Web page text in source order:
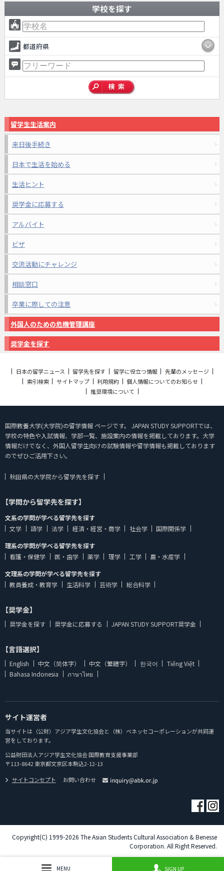
学校を探す
都道府県
留学生生活案内
来日後手続き
日本で生活を始める
生活ヒント
奨学金に応募する
アルバイト
ビザ
交流活動にチャレンジ
相談窓口
卒業に際しての注意
外国人のための危機管理講座
奨学金を探す
日本の留学ニュース 留学先を探す 留学に役立つ情報
先輩のメッセージ
索引検索
サイトマップ 利用規約
個人情報についてのお知らせ
推奨環境について
国際教養大学(大学院)の留学情報 ページです。 JAPAN STUDY SUPPORTでは、
学校の特色や入試情報、学部一覧、施設案内の情報を掲載しております。大学
情報だけでなく、外国人留学生向けの試験情報や留学情報も掲載しております
のでぜひご活用下さい。
秋田県の大学院から留学先を探す
【学問から留学先を探す】
文系の学問が学べる留学先を探す
文学
語学 法学 経済・経営・商学 社会学
国際関係学
理系の学問が学べる留学先を探す
看護・保健学
医・歯学 薬学 理学 工学
農・水産学
文理系の学問が学べる留学先を探す
教員養成・教育学
生活科学 芸術学 総合科学
【奨学金】
奨学金を探す 奨学金に応募する JAPAN STUDY SUPPORT奨学金
【言語選択】
English 中文（简体字） 中文（繁體字） 한국어
Tiếng Việt
Bahasa Indonesia
ภาษาไทย
サイト運営者
当サイトは（公財）アジア学生文化協会と（株）ベネッセコーポレーションが共同運
営をしております。
公益財団法人アジア学生文化協会 国際教育支援事業部
〒113-8642 東京都文京区本駒込2-12-13
サイトコンセプト
お問い合わせ
Copyright(C) 1999-2026 The Asian Students Cultural Association & Benesse
Corporation. All Right Reserved.
MENU SIGN UP